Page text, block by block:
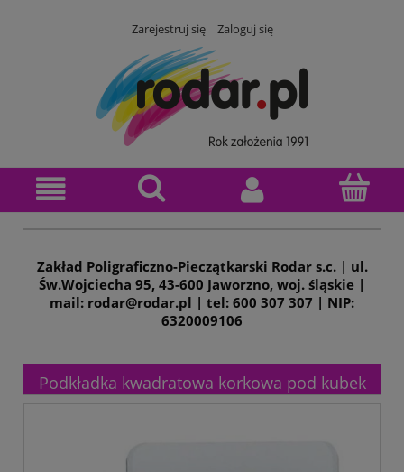
Zarejestruj się Zaloguj się
Zakład Poligraficzno-Pieczątkarski Rodar s.c. | ul.
Św.Wojciecha 95, 43-600 Jaworzno, woj. śląskie |
mail: rodar@rodar.pl | tel: 600 307 307 | NIP:
6320009106
Podkładka kwadratowa korkowa pod kubek